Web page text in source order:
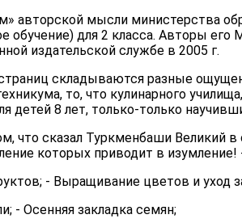
авторской мысли министерства
обучение) для 2 класса. Авторы
издательской службе в 2005 г.
складываются разные
то, что кулинарного
детей 8 лет, только-только
что сказал Туркменбаши Великий
которых приводит в
- Выращивание цветов и уход
- Осенняя закладка семян;